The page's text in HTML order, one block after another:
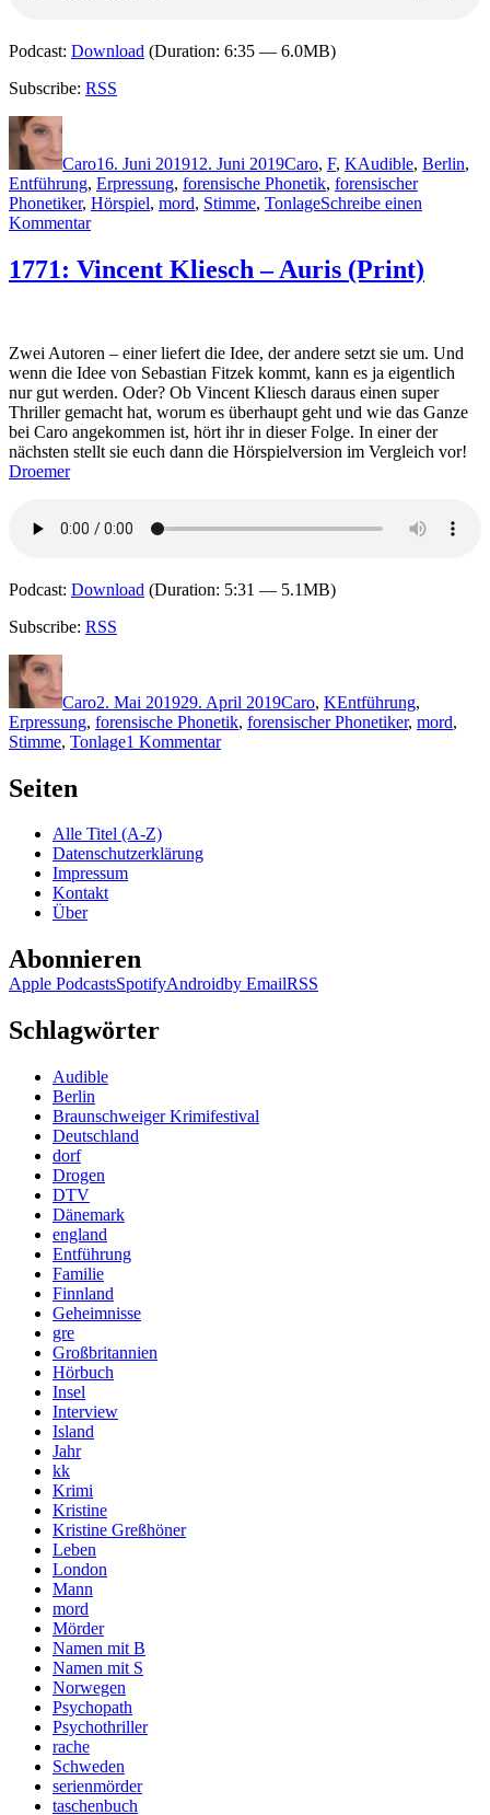
Podcast: Download (Duration: 6:35 — 6.0MB)
Subscribe: RSS
Autor
Caro16. Juni 201912. Juni 2019Caro, F, KAudible, Berlin,
Entführung, Erpressung, forensische Phonetik, forensischer
Phonetiker, Hörspiel, mord, Stimme, TonlageSchreibe einen
Kommentarzu
Sebastian
Fitzek
(Hörspiel)
1771: Vincent Kliesch – Auris (Print)
Zwei Autoren – einer liefert die Idee, der andere setzt sie um. Und
wenn die Idee von Sebastian Fitzek kommt, kann es ja eigentlich
nur gut werden. Oder? Ob Vincent Kliesch daraus einen super
Thriller gemacht hat, worum es überhaupt geht und wie das Ganze
bei Caro angekommen ist, hört ihr in dieser Folge. In einer der
nächsten stellt sie euch dann die Hörspielversion im Vergleich vor!
Droemer
Podcast: Download (Duration: 5:31 — 5.1MB)
Subscribe: RSS
Autor
Caro2. Mai 201929. April 2019Caro, KEntführung,
Erpressung, forensische Phonetik, forensischer Phonetiker, mord,
Stimme, Tonlage1 Kommentarzu
Seiten
Alle Titel (A-Z)
Datenschutzerklärung
Impressum
Kontakt
Über
Abonnieren
Apple PodcastsSpotifyAndroidby EmailRSS
Schlagwörter
Audible
Berlin
Braunschweiger Krimifestival
Deutschland
dorf
Drogen
DTV
Dänemark
england
Entführung
Familie
Finnland
Geheimnisse
gre
Großbritannien
Hörbuch
Insel
Interview
Island
Jahr
kk
Krimi
Kristine
Kristine Greßhöner
Leben
London
Mann
mord
Mörder
Namen mit B
Namen mit S
Norwegen
Psychopath
Psychothriller
rache
Schweden
serienmörder
taschenbuch